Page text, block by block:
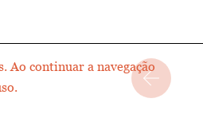
Ao continuar a navegação